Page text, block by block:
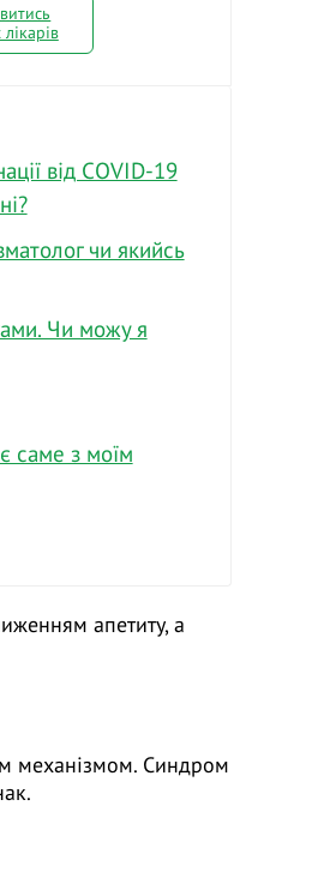
лікарів
від COVID-19
чи якийсь
Чи можу я
саме з моїм
апетиту, а
механізмом. Синдром